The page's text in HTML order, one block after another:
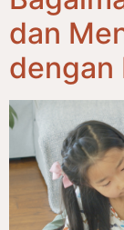
dan
dengan